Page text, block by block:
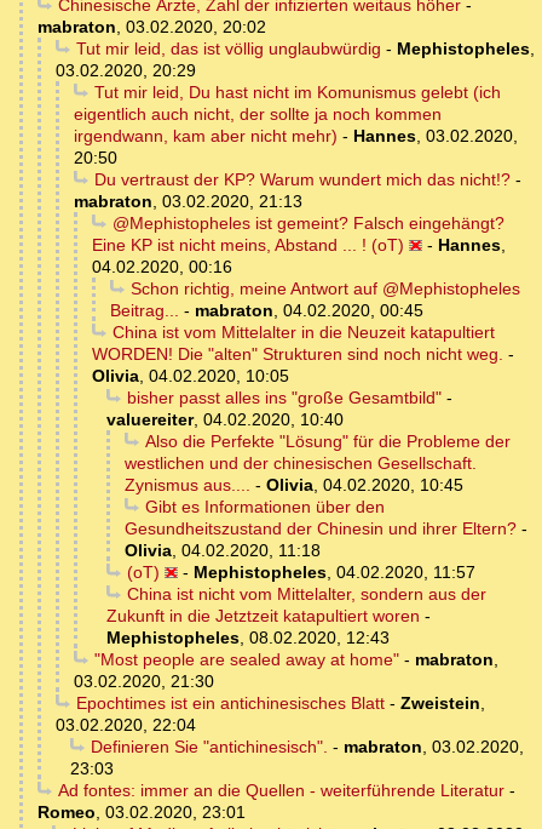
Chinesische Ärzte, Zahl der infizierten weitaus höher-
mabraton, 03.02.2020, 20:02
Tut mir leid, das ist völlig unglaubwürdig - Mephistopheles,
03.02.2020, 20:29
Tut mir leid, Du hast nicht im Komunismus gelebt (ich
eigentlich auch nicht, der sollte ja noch kommen
irgendwann, kam aber nicht mehr) - Hannes, 03.02.2020,
20:50
Du vertraust der KP? Warum wundert mich das nicht!?-
mabraton, 03.02.2020, 21:13
@Mephistopheles ist gemeint? Falsch eingehängt?
Eine KP ist nicht meins, Abstand ... ! (oT)
- Hannes,
04.02.2020, 00:16
Schon richtig, meine Antwort auf @Mephistopheles
Beitrag... - mabraton, 04.02.2020, 00:45
China ist vom Mittelalter in die Neuzeit katapultiert
WORDEN! Die "alten" Strukturen sind noch nicht weg. -
Olivia, 04.02.2020, 10:05
bisher passt alles ins "große Gesamtbild"-
valuereiter, 04.02.2020, 10:40
Also die Perfekte "Lösung" für die Probleme der
westlichen und der chinesischen Gesellschaft.
Zynismus aus.... - Olivia, 04.02.2020, 10:45
Gibt es Informationen über den
Gesundheitszustand der Chinesin und ihrer Eltern? -
Olivia, 04.02.2020, 11:18
(oT)
- Mephistopheles, 04.02.2020, 11:57
China ist nicht vom Mittelalter, sondern aus der
Zukunft in die Jetztzeit katapultiert woren -
Mephistopheles, 08.02.2020, 12:43
"Most people are sealed away at home"- mabraton,
03.02.2020, 21:30
Epochtimes ist ein antichinesisches Blatt- Zweistein,
03.02.2020, 22:04
Definieren Sie "antichinesisch". - mabraton, 03.02.2020,
23:03
Ad fontes: immer an die Quellen - weiterführende Literatur-
Romeo, 03.02.2020, 23:01